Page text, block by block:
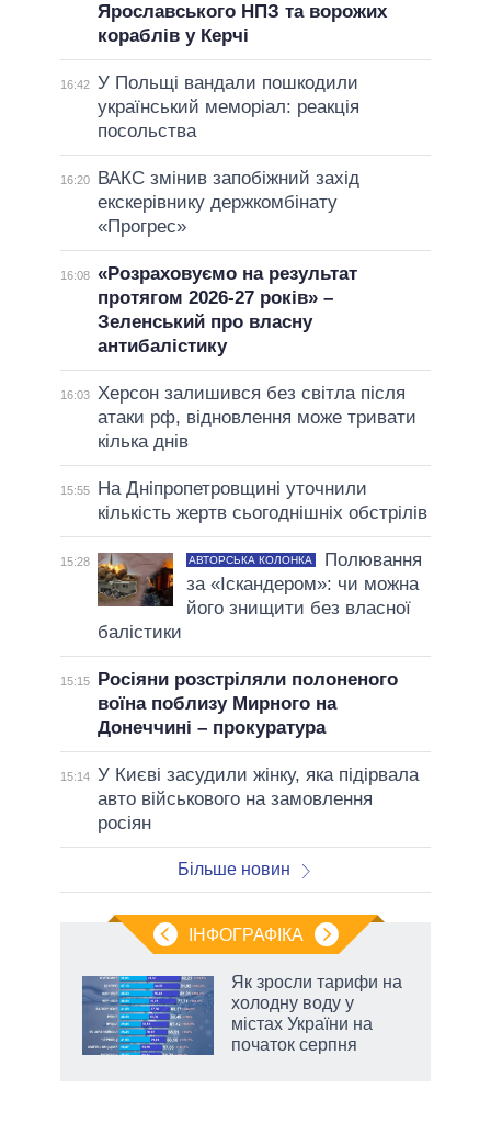
Ярославського НПЗ та ворожих
кораблів у Керчі
16:42 У Польщі вандали пошкодили
український меморіал: реакція
посольства
16:20
ВАКС змінив запобіжний захід
екскерівнику держкомбінату
«Прогрес»
16:08 «Розраховуємо на результат
протягом 2026-27 років» –
Зеленський про власну
антибалістику
16:03 Херсон залишився без світла після
атаки рф, відновлення може тривати
кілька днів
15:55
На Дніпропетровщині уточнили
кількість жертв сьогоднішніх обстрілів
15:28 АВТОРСЬКА КОЛОНКА
Полювання
за «Іскандером»: чи можна
його знищити без власної
балістики
15:15
Росіяни розстріляли полоненого
воїна поблизу Мирного на
Донеччині – прокуратура
15:14 У Києві засудили жінку, яка підірвала
авто військового на замовлення
росіян
Більше новин
ІНФОГРАФІКА
Як зросли тарифи на
холодну воду у
містах України на
початок серпня